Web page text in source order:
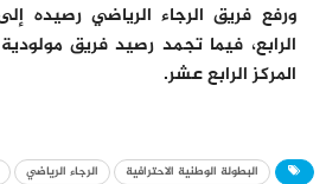
المركز الرابع عشر.
البطولة الوطنية الاحترافية الرجاء الرياضي